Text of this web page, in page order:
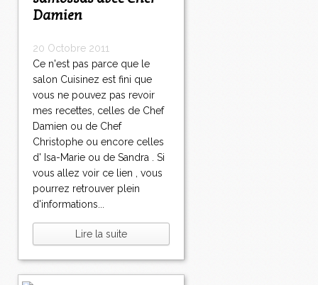
Damien
20 Octobre 2011
Ce n'est pas parce que le
salon Cuisinez est fini que
vous ne pouvez pas revoir
mes recettes, celles de Chef
Damien ou de Chef
Christophe ou encore celles
d' Isa-Marie ou de Sandra . Si
vous allez voir ce lien , vous
pourrez retrouver plein
d'informations...
Lire la suite